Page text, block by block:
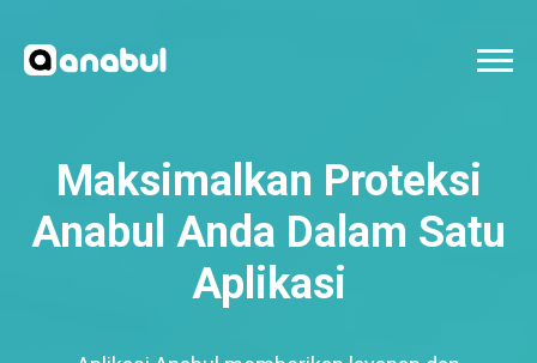
Maksimalkan Proteksi
Anabul Anda Dalam Satu
Aplikasi